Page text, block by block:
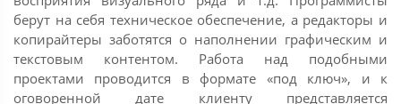
берут на себя техническое обеспечение, а редакторы и
копирайтеры заботятся о наполнении графическим и
текстовым контентом. Работа над подобными
проектами проводится в формате «под ключ», и к
оговоренной дате клиенту представляется